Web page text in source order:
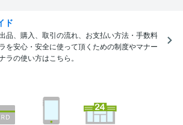
ド
品、購入、取引の流れ、お支払い方法・手数料
を安心・安全に使って頂くための制度やマナー
ラの使い方はこちら。